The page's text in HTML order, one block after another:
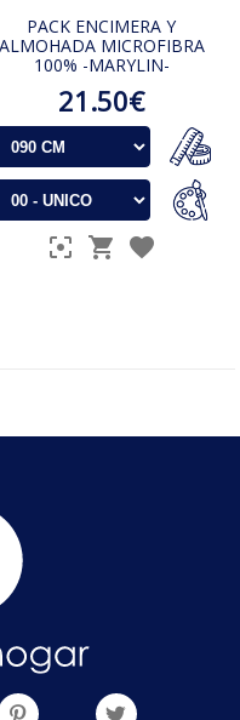
PACK ENCIMERA Y
ALMOHADA MICROFIBRA
100% -MARYLIN-
21.50€